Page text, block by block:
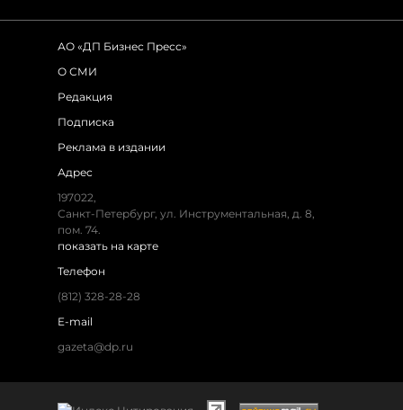
АО «ДП Бизнес Пресс»
О СМИ
Редакция
Подписка
Реклама в издании
Адрес
197022,
Санкт-Петербург, ул. Инструментальная, д. 8,
пом. 74.
показать на карте
Телефон
(812) 328-28-28
E-mail
gazeta@dp.ru